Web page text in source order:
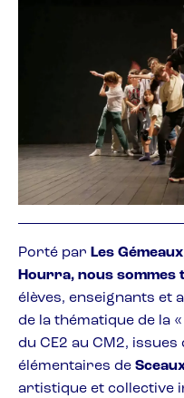
Porté par Les Gémeaux
Hourra, nous sommes
élèves, enseignants
de la thématique de la
du CE2 au CM2,
élémentaires de
artistique et collective